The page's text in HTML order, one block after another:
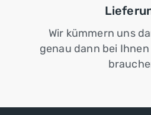
Wir kümmern uns
genau dann bei